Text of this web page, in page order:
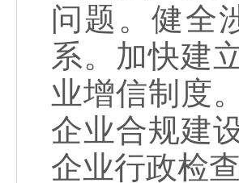
问题。健全
系。加快建
业增信制度
企业合规建
企业行政检查